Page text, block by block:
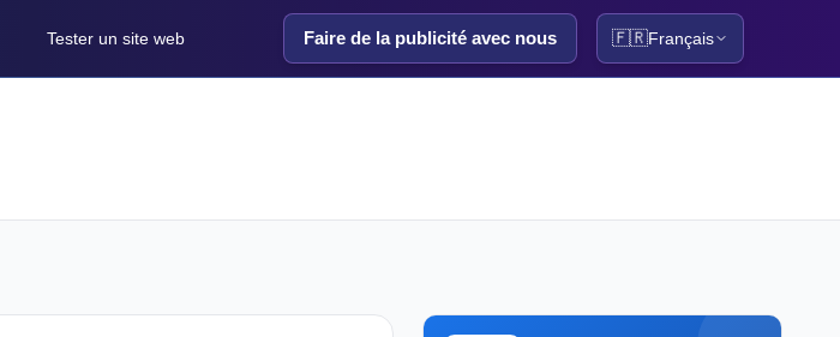
Tester un site web Faire de la publicité avec nous 🇫🇷Français